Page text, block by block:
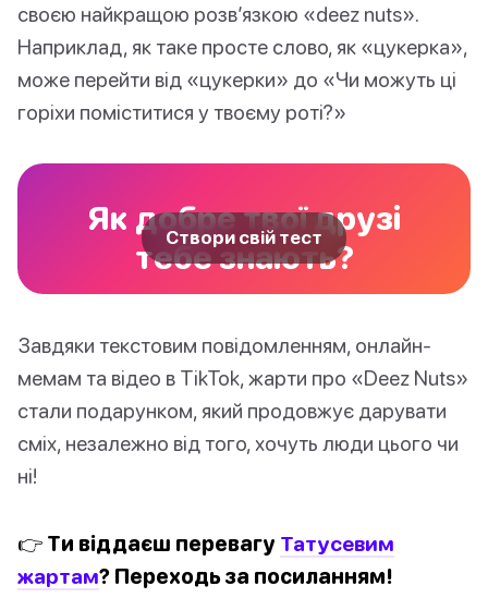
своєю найкращою розв’язкою «deez nuts».
Наприклад, як таке просте слово, як «цукерка»,
може перейти від «цукерки» до «Чи можуть ці
горіхи поміститися у твоєму роті?»
Як добре твої друзі
тебе знають?
Створи свій тест
Завдяки текстовим повідомленням, онлайн-
мемам та відео в TikTok, жарти про «Deez Nuts»
стали подарунком, який продовжує дарувати
сміх, незалежно від того, хочуть люди цього чи
ні!
👉 Ти віддаєш перевагу Татусевим
жартам? Переходь за посиланням!